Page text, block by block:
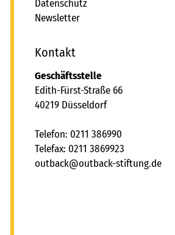
erzieherische Vernachlässigung
Sozialpädagogische
Kindern und Jugendlichen die
Erfahrungen durch das Erleben
sozialen und emotionalen Umgangs
kann dabei helfen, eine kritische
zu erfüllen. Eine SPLG kommt auch
sich eine Unterbringung der Kinder
zum Beispiel in einer Pflegefamilie
Datenschutz
Newsletter
Kontakt
Geschäftsstelle
Edith-Fürst-Straße 66
40219 Düsseldorf
Telefon: 0211 386990
Telefax: 0211 3869923
tb ck tb ck-stft ngd